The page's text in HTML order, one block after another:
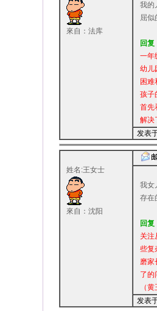
來自：法库
我的
屈似
回复
一年
幼儿
困
孩子
首先
解决
发表
姓名:王女士
來自：沈阳
我女
存在
回复
关注
些复
磨家
了的
（
发表